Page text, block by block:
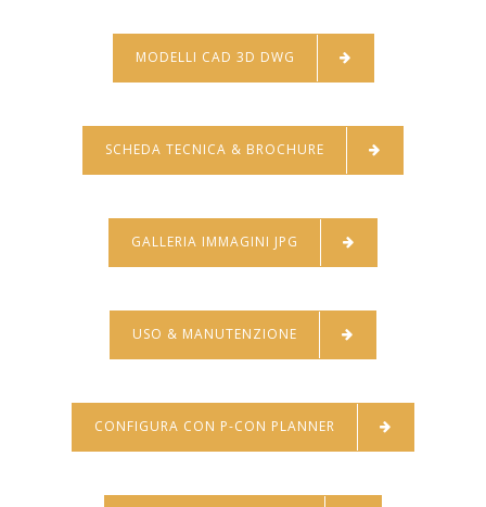
MODELLI CAD 3D DWG
SCHEDA TECNICA & BROCHURE
GALLERIA IMMAGINI JPG
USO & MANUTENZIONE
CONFIGURA CON P-CON PLANNER